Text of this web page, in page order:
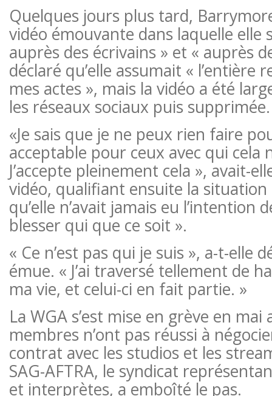
Quelques jours plus tard,
vidéo émouvante dans laquelle elle
auprès des écrivains » et « auprès
déclaré qu’elle assumait « l’entière
mes actes », mais la vidéo a été
les réseaux sociaux puis supprimée.
«Je sais que je ne peux rien faire
acceptable pour ceux avec qui cela
J’accepte pleinement cela », avait-
vidéo, qualifiant ensuite la situation
qu’elle n’avait jamais eu l’intention
blesser qui que ce soit ».
« Ce n’est pas qui je suis », a-t-elle
émue. « J’ai traversé tellement de
ma vie, et celui-ci en fait partie. »
La WGA s’est mise en grève en mai
membres n’ont pas réussi à
contrat avec les studios et les
SAG-AFTRA, le syndicat
et interprètes, a emboîté le pas.